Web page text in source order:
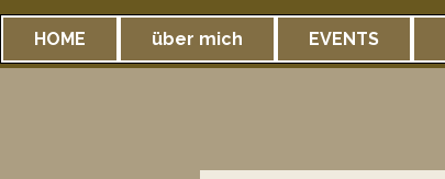
HOME über mich EVENTS